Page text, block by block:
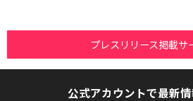
プレスリリース掲載サ
公式アカウントで最新情